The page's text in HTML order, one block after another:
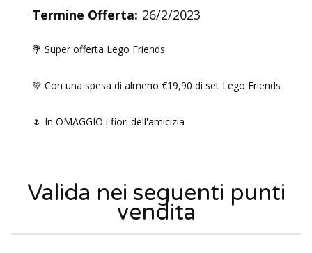
Termine Offerta: 26/2/2023
💐 Super offerta Lego Friends
💚 Con una spesa di almeno €19,90 di set Lego Friends
🌷 In OMAGGIO i fiori dell'amicizia
Valida nei seguenti punti
vendita